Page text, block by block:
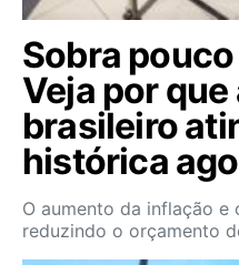
Sobra
Veja por que
brasileiro
histórica
O aumento da inflação e
reduzindo o orçamento